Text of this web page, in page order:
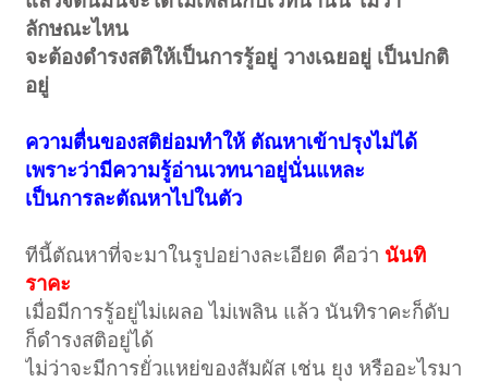
ลักษณะไหน
จะต้องดำรงสติให้เป็นการรู้อยู่ วางเฉยอยู่ เป็นปกติ
อยู่
ความตื่นของสติย่อมทำให้ ตัณหาเข้าปรุงไม่ได้
เพราะว่ามีความรู้อ่านเวทนาอยู่นั่นแหละ
เป็นการละตัณหาไปในตัว
ทีนี้ตัณหาที่จะมาในรูปอย่างละเอียด คือว่า นันทิ
ราคะ
เมื่อมีการรู้อยู่ไม่เผลอ ไม่เพลิน แล้ว นันทิราคะก็ดับ
ก็ดำรงสติอยู่ได้
ไม่ว่าจะมีการยั่วแหย่ของสัมผัส เช่น ยุง หรืออะไรมา